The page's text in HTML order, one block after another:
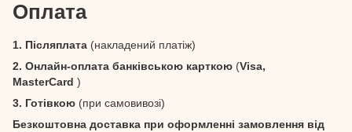
Оплата
1. Післяплата (накладений платіж)
2. Онлайн-оплата банківською карткою (Visa,
MasterCard )
3. Готівкою (при самовивозі)
Безкоштовна доставка при оформленні замовлення від